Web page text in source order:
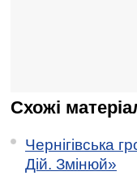
Схожі
Чернігівська
Дій. Змінюй»